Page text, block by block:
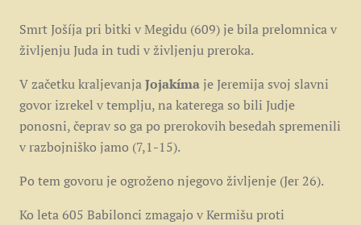
Smrt Jošíja pri bitki v Megidu (609) je bila prelomnica v
življenju Juda in tudi v življenju preroka.
V začetku kraljevanjaJojakíma je Jeremija svoj slavni
govor izrekel v templju, na katerega so bili Judje
ponosni, čeprav so ga po prerokovih besedah spremenili
v razbojniško jamo (7,1-15).
Po tem govoru je ogroženo njegovo življenje (Jer 26).
Ko leta 605 Babilonci zmagajo v Kermišu proti